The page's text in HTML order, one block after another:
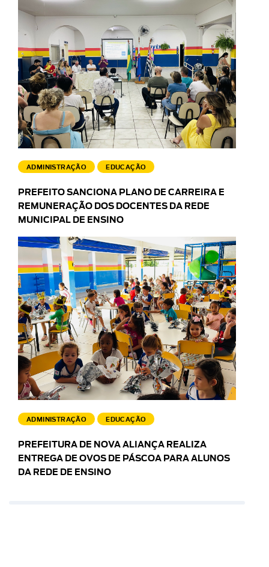
ADMINISTRAÇÃO EDUCAÇÃO
PREFEITO SANCIONA PLANO DE CARREIRA E
REMUNERAÇÃO DOS DOCENTES DA REDE
MUNICIPAL DE ENSINO
ADMINISTRAÇÃO EDUCAÇÃO
PREFEITURA DE NOVA ALIANÇA REALIZA
ENTREGA DE OVOS DE PÁSCOA PARA ALUNOS
DA REDE DE ENSINO